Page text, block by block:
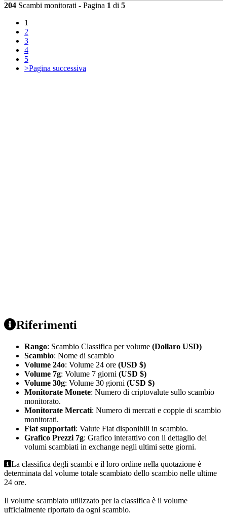
204 Scambi monitorati - Pagina 1 di 5
1
2
3
4
5
>Pagina successiva
Riferimenti
Rango: Scambio Classifica per volume (Dollaro USD)
Scambio: Nome di scambio
Volume 24o: Volume 24 ore (USD $)
Volume 7g: Volume 7 giorni (USD $)
Volume 30g: Volume 30 giorni (USD $)
Monitorate Monete: Numero di criptovalute sullo scambio
monitorato.
Monitorate Mercati: Numero di mercati e coppie di scambio
monitorati.
Fiat supportati: Valute Fiat disponibili in scambio.
Grafico Prezzi 7g: Grafico interattivo con il dettaglio dei
volumi scambiati in exchange negli ultimi sette giorni.
La classifica degli scambi e il loro ordine nella quotazione è
determinata dal volume totale scambiato dello scambio nelle ultime
24 ore.
Il volume scambiato utilizzato per la classifica è il volume
ufficialmente riportato da ogni scambio.